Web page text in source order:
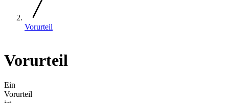
Vorurteil
Vorurteil
Ein
Vorurteil